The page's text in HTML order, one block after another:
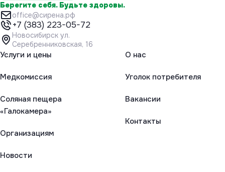
Новосибирск ул.
Серебренниковская, 16
+7 (383) 223-05-72
office@сирена.рф
Берегите себя. Будьте здоровы.
Услуги и цены
Медкомиссия
Соляная пещера
«Галокамера»
Организациям
О нас
Уголок потребителя
Вакансии
Контакты
Новости